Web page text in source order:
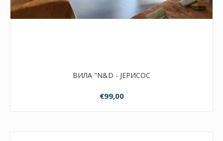
ВИЛА "N&D - ЈЕРИСОС
€99,00